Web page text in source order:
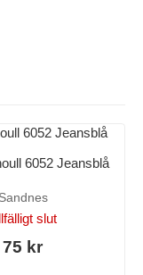
6052 Jeansblå
Sandnes
slut
75 kr